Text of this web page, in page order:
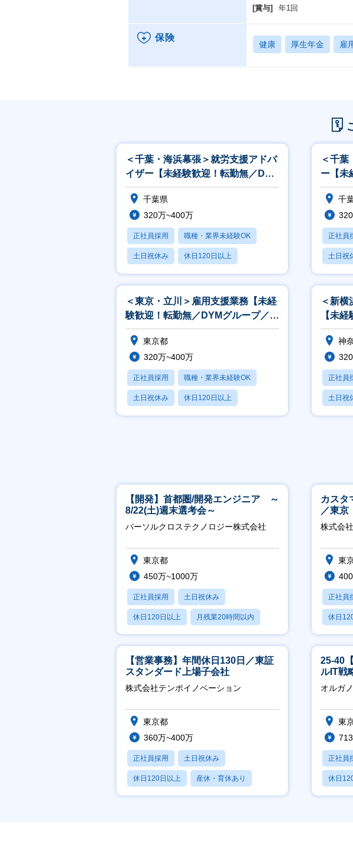
[賞与]
年1回
保険
健康 厚生年金 雇
＜千葉・海浜幕張＞就労支援アドバ
イザー【未経験歓迎！転勤無／DYM
グループ／土日祝休み】
千葉県
320万~400万
正社員採用 職種・業界未経験OK
土日祝休み 休日120日以上
産休・育休あり
＜千葉
ー【未
ープ／
千
正社員
土日祝
産休・
＜東京・立川＞雇用支援業務【未経
験歓迎！転勤無／DYMグループ／ホ
スピタリティ高い方歓迎】
東京都
320万~400万
正社員採用 職種・業界未経験OK
土日祝休み 休日120日以上
産休・育休あり
＜新横
【未
プ／ホ
神
正社員
土日祝
産休・
【開発】首都圏/開発エンジニア ～
8/22(土)週末選考会～
パーソルクロステクノロジー株式会社
東京都
450万~1000万
正社員採用 土日祝休み
休日120日以上 月残業20時間以内
賞与あり
カスタ
／東京
株式会
東
正社員
休日
月残業
【営業事務】年間休日130日／東証
スタンダード上場子会社
株式会社テンポイノベーション
東京都
360万~400万
正社員採用 土日祝休み
休日120日以上 産休・育休あり
賞与あり
25-40
ルIT戦
オルガ
東
正社員
休日
月残業